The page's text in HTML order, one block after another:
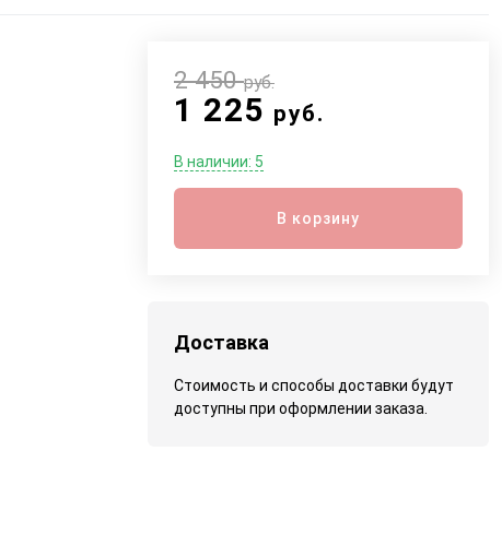
1 225 руб.
2 450руб.
В наличии: 5
В корзину
Доставка
Стоимость и способы доставки будут
доступны при оформлении заказа.